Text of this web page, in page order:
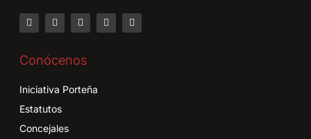
Conócenos
Iniciativa Porteña
Estatutos
Concejales